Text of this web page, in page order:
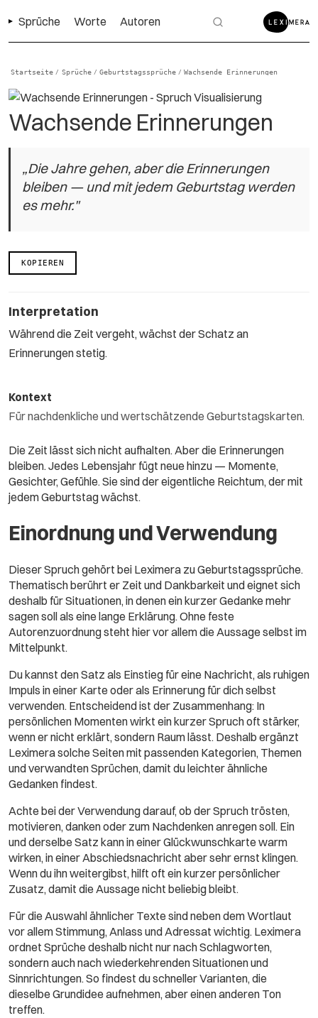
Sprüche Worte Autoren
Startseite / Sprüche / Geburtstagssprüche / Wachsende Erinnerungen
Wachsende Erinnerungen
„Die Jahre gehen, aber die Erinnerungen
bleiben — und mit jedem Geburtstag werden
es mehr."
KOPIEREN
Interpretation
Während die Zeit vergeht, wächst der Schatz an
Erinnerungen stetig.
Kontext
Für nachdenkliche und wertschätzende Geburtstagskarten.
Die Zeit lässt sich nicht aufhalten. Aber die Erinnerungen
bleiben. Jedes Lebensjahr fügt neue hinzu — Momente,
Gesichter, Gefühle. Sie sind der eigentliche Reichtum, der mit
jedem Geburtstag wächst.
Einordnung und Verwendung
Dieser Spruch gehört bei Leximera zu Geburtstagssprüche.
Thematisch berührt er Zeit und Dankbarkeit und eignet sich
deshalb für Situationen, in denen ein kurzer Gedanke mehr
sagen soll als eine lange Erklärung. Ohne feste
Autorenzuordnung steht hier vor allem die Aussage selbst im
Mittelpunkt.
Du kannst den Satz als Einstieg für eine Nachricht, als ruhigen
Impuls in einer Karte oder als Erinnerung für dich selbst
verwenden. Entscheidend ist der Zusammenhang: In
persönlichen Momenten wirkt ein kurzer Spruch oft stärker,
wenn er nicht erklärt, sondern Raum lässt. Deshalb ergänzt
Leximera solche Seiten mit passenden Kategorien, Themen
und verwandten Sprüchen, damit du leichter ähnliche
Gedanken findest.
Achte bei der Verwendung darauf, ob der Spruch trösten,
motivieren, danken oder zum Nachdenken anregen soll. Ein
und derselbe Satz kann in einer Glückwunschkarte warm
wirken, in einer Abschiedsnachricht aber sehr ernst klingen.
Wenn du ihn weitergibst, hilft oft ein kurzer persönlicher
Zusatz, damit die Aussage nicht beliebig bleibt.
Für die Auswahl ähnlicher Texte sind neben dem Wortlaut
vor allem Stimmung, Anlass und Adressat wichtig. Leximera
ordnet Sprüche deshalb nicht nur nach Schlagworten,
sondern auch nach wiederkehrenden Situationen und
Sinnrichtungen. So findest du schneller Varianten, die
dieselbe Grundidee aufnehmen, aber einen anderen Ton
treffen.